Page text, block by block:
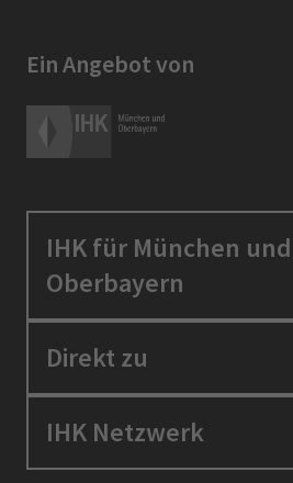
Ein Angebot von
IHK für München und
Oberbayern
Standortpolitik
Berufszugang
Direkt zu
Positionen
IHK Netzwerk